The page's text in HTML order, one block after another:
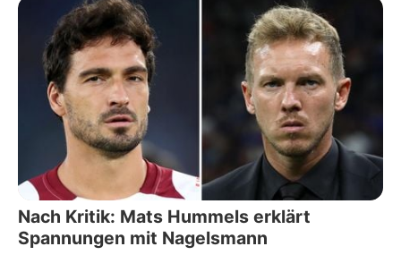
Nach Kritik: Mats Hummels erklärt
Spannungen mit Nagelsmann